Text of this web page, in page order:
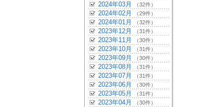
2024年03月 （32件）
2024年02月 （29件）
2024年01月 （32件）
2023年12月 （31件）
2023年11月 （30件）
2023年10月 （31件）
2023年09月 （30件）
2023年08月 （31件）
2023年07月 （31件）
2023年06月 （30件）
2023年05月 （31件）
2023年04月 （30件）